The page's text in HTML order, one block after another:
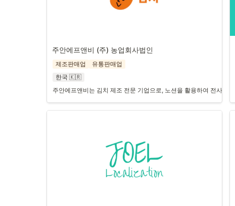
주안에프앤비 (주) 농업회사법인
제조판매업
유통판매업
한국 🇰🇷
주안에프앤비는 김치 제조 전문 기업으로, 노션을 활용하여 전사